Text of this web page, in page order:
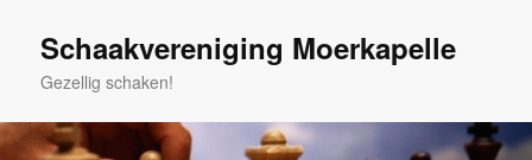
primaire
Schaakvereniging Moerkapelle
Gezellig schaken!